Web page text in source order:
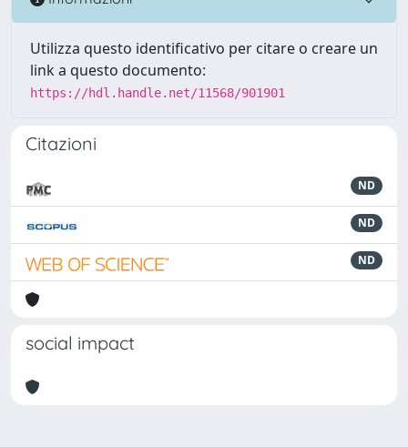
Utilizza questo identificativo per citare o creare un
link a questo documento:
https://hdl.handle.net/11568/901901
Citazioni
ND
ND
ND
social impact